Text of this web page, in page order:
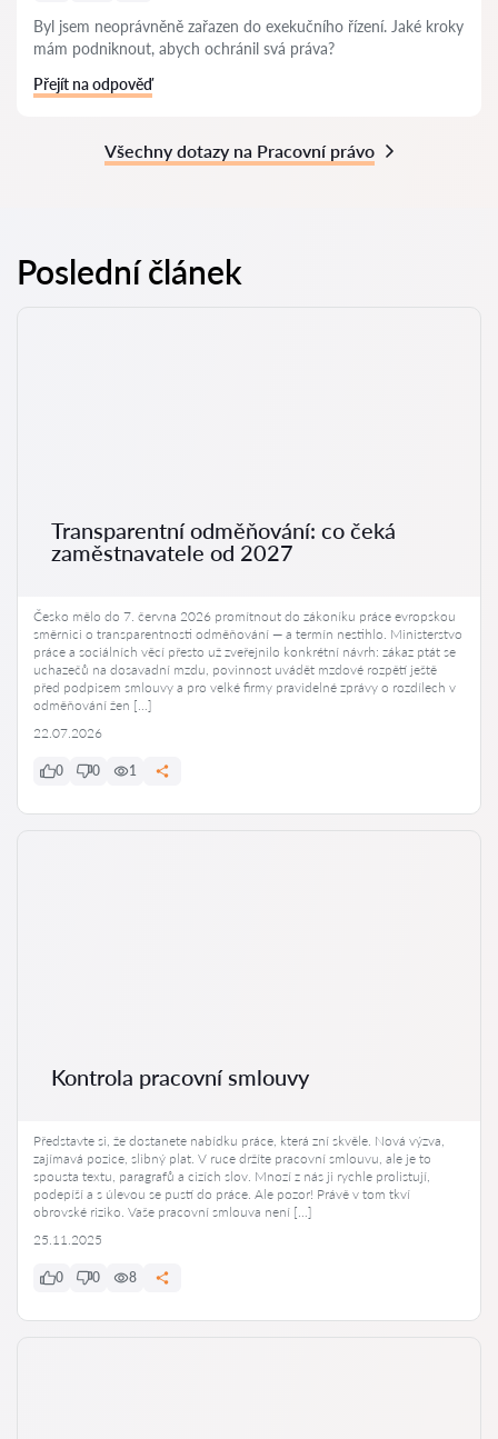
Byl jsem neoprávněně zařazen do exekučního řízení. Jaké kroky
mám podniknout, abych ochránil svá práva?
Přejít na odpověď
Všechny dotazy na Pracovní právo
Poslední článek
Transparentní odměňování: co čeká
zaměstnavatele od 2027
Česko mělo do 7. června 2026 promítnout do zákoníku práce evropskou
směrnici o transparentnosti odměňování — a termín nestihlo. Ministerstvo
práce a sociálních věcí přesto už zveřejnilo konkrétní návrh: zákaz ptát se
uchazečů na dosavadní mzdu, povinnost uvádět mzdové rozpětí ještě
před podpisem smlouvy a pro velké firmy pravidelné zprávy o rozdílech v
odměňování žen […]
22.07.2026
0 0 1
Kontrola pracovní smlouvy
Představte si, že dostanete nabídku práce, která zní skvěle. Nová výzva,
zajímavá pozice, slibný plat. V ruce držíte pracovní smlouvu, ale je to
spousta textu, paragrafů a cizích slov. Mnozí z nás ji rychle prolistují,
podepíší a s úlevou se pustí do práce. Ale pozor! Právě v tom tkví
obrovské riziko. Vaše pracovní smlouva není […]
25.11.2025
0 0 8